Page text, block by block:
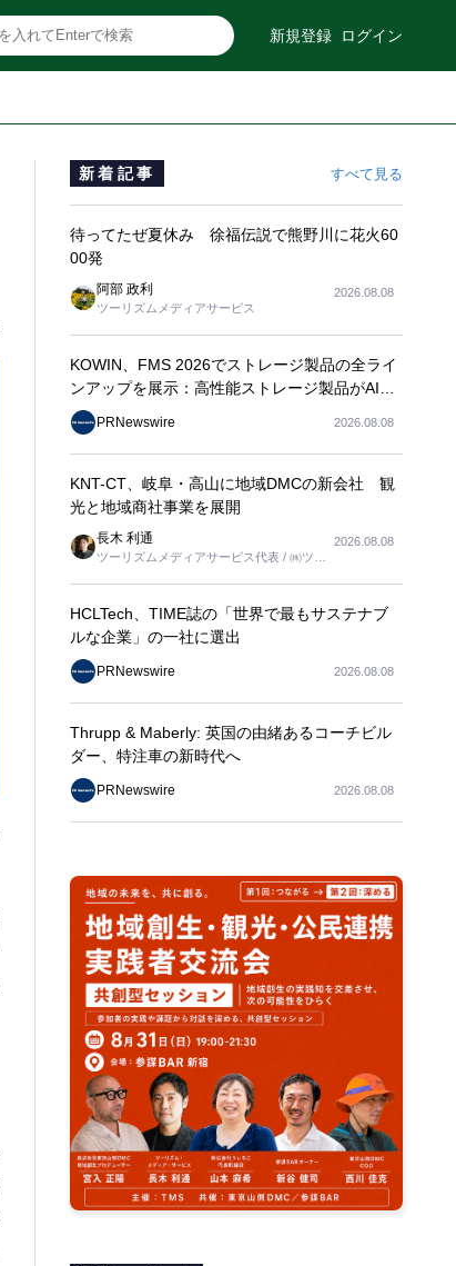
新規登録 ログイン
新着記事 すべて見る
待ってたぜ夏休み 徐福伝説で熊野川に花火60
00発
阿部 政利
ツーリズムメディアサービス
2026.08.08
KOWIN、FMS 2026でストレージ製品の全ライ
ンアップを展示：高性能ストレージ製品がAI分
野の革新を牽引
PRNewswire 2026.08.08
KNT-CT、岐阜・高山に地域DMCの新会社 観
光と地域商社事業を展開
長木 利通
ツーリズムメディアサービス代表 / ㈱ツー
2026.08.08
HCLTech、TIME誌の「世界で最もサステナブ
ルな企業」の一社に選出
PRNewswire 2026.08.08
Thrupp & Maberly: 英国の由緒あるコーチビル
ダー、特注車の新時代へ
PRNewswire 2026.08.08